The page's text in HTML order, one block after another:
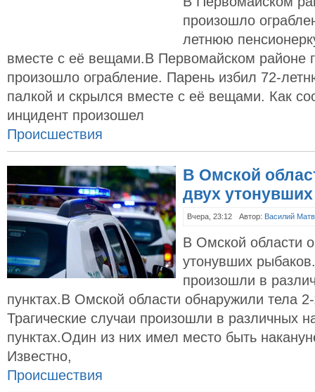
произошло
летнюю
вместе с её вещами.В Первомайском районе
произошло ограбление. Парень избил 72-
палкой и скрылся вместе с её вещами. Как
инцидент произошел
Происшествия
В Омской
двух
Вчера, 23:12 Автор: Василий
В Омской области
утонувших
произошли в
пунктах.В Омской области обнаружили тела
Трагические случаи произошли в различных
пунктах.Один из них имел место быть
Известно,
Происшествия